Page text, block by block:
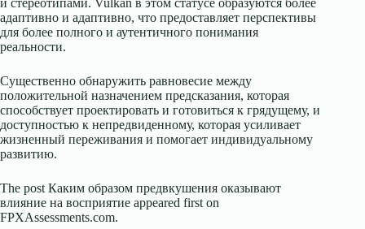
и стереотипами. Vulkan в этом статусе образуются более
адаптивно и адаптивно, что предоставляет перспективы
для более полного и аутентичного понимания
реальности.
Существенно обнаружить равновесие между
положительной назначением предсказания, которая
способствует проектировать и готовиться к грядущему, и
доступностью к непредвиденному, которая усиливает
жизненный переживания и помогает индивидуальному
развитию.
The post Каким образом предвкушения оказывают
влияние на восприятие appeared first on
FPXAssessments.com.